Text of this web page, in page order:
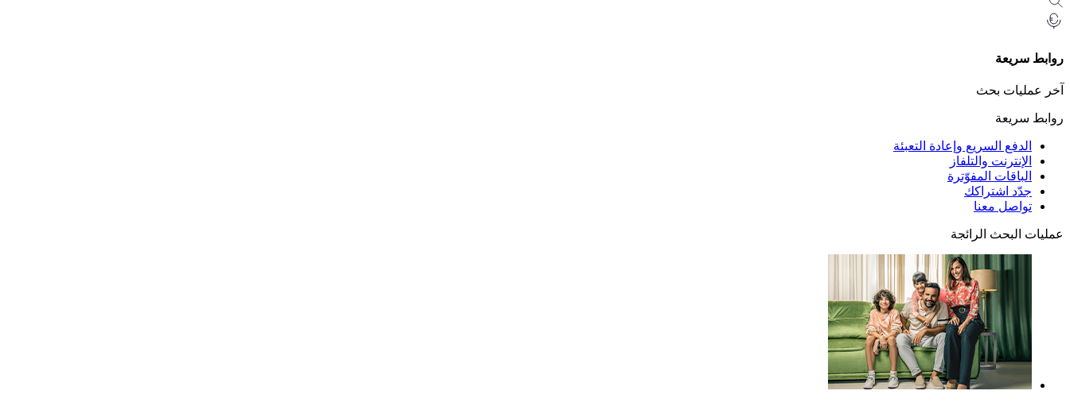
روابط سريعة
آخر عمليات بحث
روابط سريعة
الدفع السريع وإعادة التعبئة
الإنترنت والتلفاز
الباقات المفوّترة
جدّد اشتراكك
تواصل معنا
عمليات البحث الرائجة